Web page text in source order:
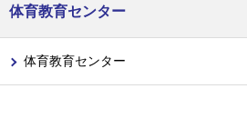
体育教育センター
体育教育センター